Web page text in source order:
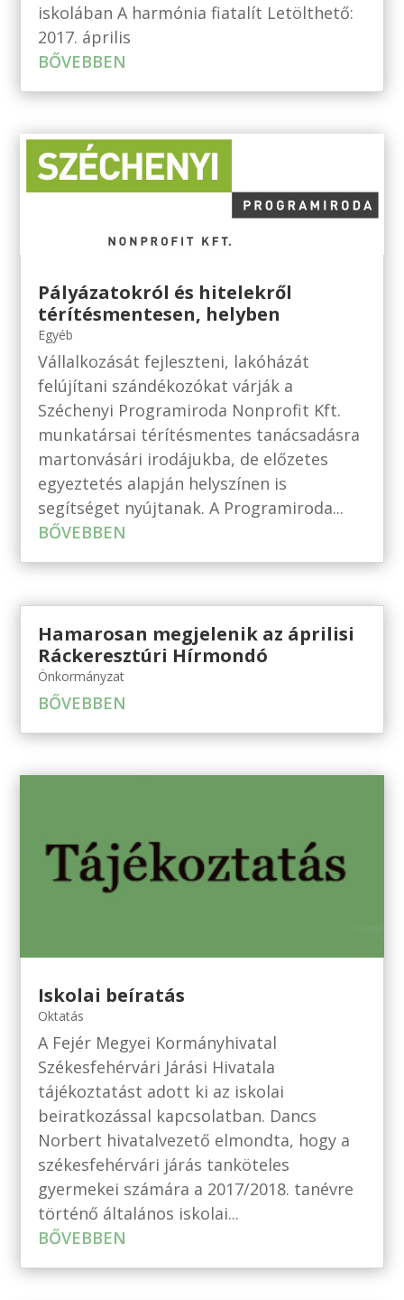
iskolában A harmónia fiatalít Letölthető:
2017. április
BŐVEBBEN
Pályázatokról és hitelekről
térítésmentesen, helyben
Egyéb
Vállalkozását fejleszteni, lakóházát
felújítani szándékozókat várják a
Széchenyi Programiroda Nonprofit Kft.
munkatársai térítésmentes tanácsadásra
martonvásári irodájukba, de előzetes
egyeztetés alapján helyszínen is
segítséget nyújtanak. A Programiroda...
BŐVEBBEN
Hamarosan megjelenik az áprilisi
Ráckeresztúri Hírmondó
Önkormányzat
BŐVEBBEN
Iskolai beíratás
Oktatás
A Fejér Megyei Kormányhivatal
Székesfehérvári Járási Hivatala
tájékoztatást adott ki az iskolai
beiratkozással kapcsolatban. Dancs
Norbert hivatalvezető elmondta, hogy a
székesfehérvári járás tanköteles
gyermekei számára a 2017/2018. tanévre
történő általános iskolai...
BŐVEBBEN